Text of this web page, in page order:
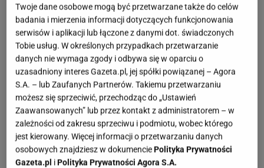
dobrze wiedzieć, jakie materiały sprawdzają się
najlepiej i jak o nie dbać, aby służyły przez lata.
Wbrew pozorom różnice między deskami są
ogromne i naprawdę mogą wpłynąć na komfort
gotowania.
Materiał deski decyduje o wygodzie i trwałości.
Warto dopasować go do swoich nawyków
Najważniejsze jest to, by deska nie tępiła noży i nie
Twoje dane osobowe mogą być przetwarzane także do celów
badania i mierzenia informacji dotyczących funkcjonowania
serwisów i aplikacji lub łączone z danymi dot. świadczonych
Tobie usług. W określonych przypadkach przetwarzanie
danych nie wymaga zgody i odbywa się w oparciu o
uzasadniony interes Gazeta.pl, jej spółki powiązanej – Agora
S.A. – lub Zaufanych Partnerów. Takiemu przetwarzaniu
możesz się sprzeciwić, przechodząc do „Ustawień
Zaawansowanych” lub przez kontakt z administratorem – w
zależności od zakresu sprzeciwu i podmiotu, wobec którego
jest kierowany. Więcej informacji o przetwarzaniu danych
osobowych znajdziesz w dokumencie Polityka Prywatności
Gazeta.pl i Polityka Prywatności Agora S.A.